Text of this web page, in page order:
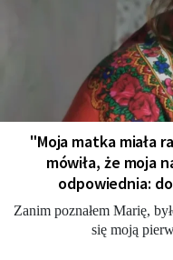
"Moja matka miała
mówiła, że moja
odpowiednia:
Zanim poznałem Marię,
się moją